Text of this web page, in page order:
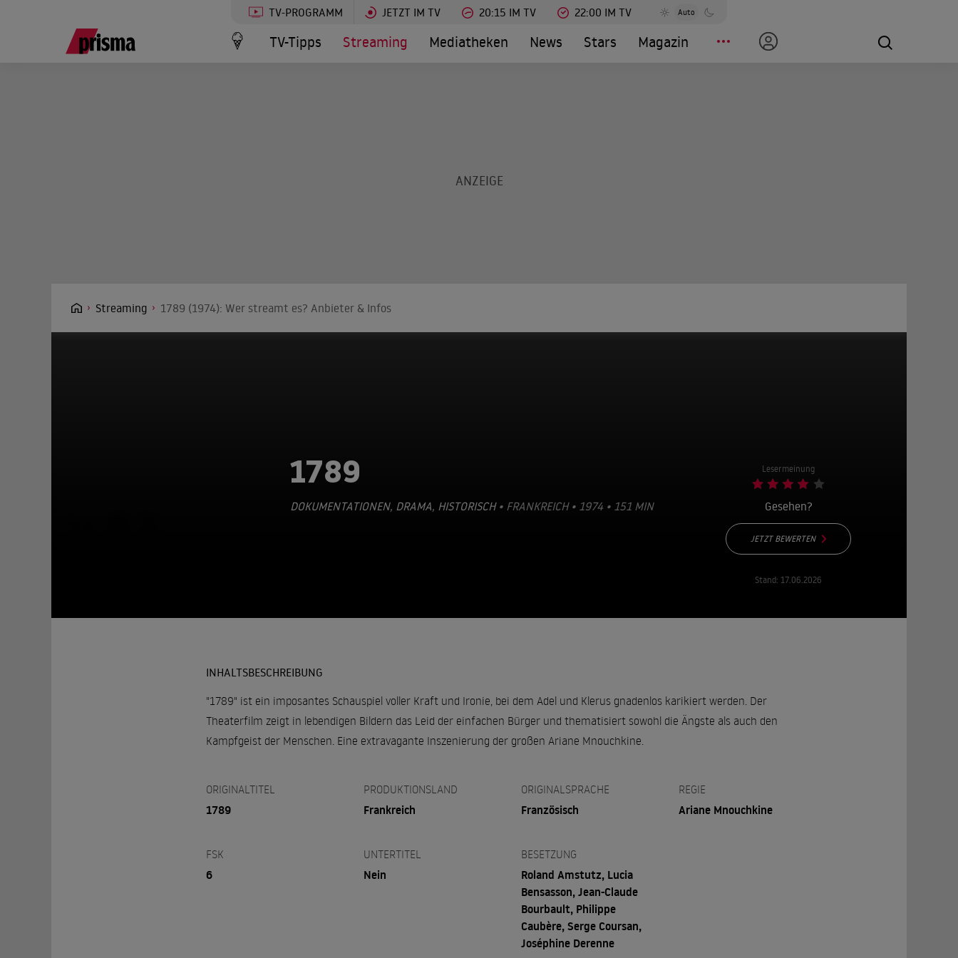
TV-PROGRAMM JETZT IM TV 20:15 IM TV 22:00 IM TV Auto
TV-Tipps Streaming Mediatheken News Stars Magazin
Streaming 1789 (1974): Wer streamt es? Anbieter & Infos
1789
DOKUMENTATIONEN, DRAMA, HISTORISCH• FRANKREICH • 1974 • 151 MIN
Lesermeinung
Gesehen?
JETZT BEWERTEN
Stand: 17.06.2026
INHALTSBESCHREIBUNG
"1789" ist ein imposantes Schauspiel voller Kraft und Ironie, bei dem Adel und Klerus gnadenlos karikiert werden. Der
Theaterfilm zeigt in lebendigen Bildern das Leid der einfachen Bürger und thematisiert sowohl die Ängste als auch den
Kampfgeist der Menschen. Eine extravagante Inszenierung der großen Ariane Mnouchkine.
ORIGINALTITEL
1789
PRODUKTIONSLAND
Frankreich
ORIGINALSPRACHE
Französisch
REGIE
Ariane Mnouchkine
FSK
6
UNTERTITEL
Nein
BESETZUNG
Roland Amstutz, Lucia
Bensasson, Jean-Claude
Bourbault, Philippe
Caubère, Serge Coursan,
Joséphine Derenne